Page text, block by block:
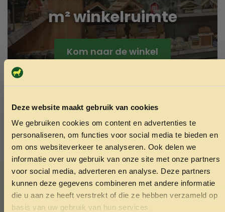
Deze website maakt gebruik van cookies
We gebruiken cookies om content en advertenties te
personaliseren, om functies voor social media te bieden en
om ons websiteverkeer te analyseren. Ook delen we
informatie over uw gebruik van onze site met onze partners
voor social media, adverteren en analyse. Deze partners
kunnen deze gegevens combineren met andere informatie
die u aan ze heeft verstrekt of die ze hebben verzameld op
basis van uw gebruik van hun services.
m² winkelruimte
Kom naar de winkel
Advies nodig?
Vraag het Menno
ONTVANG 5% KORTING OP
JE EERSTE BESTELLING!
Ontvang korting